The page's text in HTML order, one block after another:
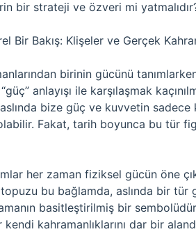
bir strateji ve özveri mi
Bir Bakış: Klişeler ve Gerçek
birinin gücünü
anlayışı ile karşılaşmak
aslında bize güç ve kuvvetin
olabilir. Fakat, tarih boyunca bu tür
her zaman fiziksel gücün öne
bu bağlamda, aslında bir
basitleştirilmiş bir
kahramanlıklarını dar bir